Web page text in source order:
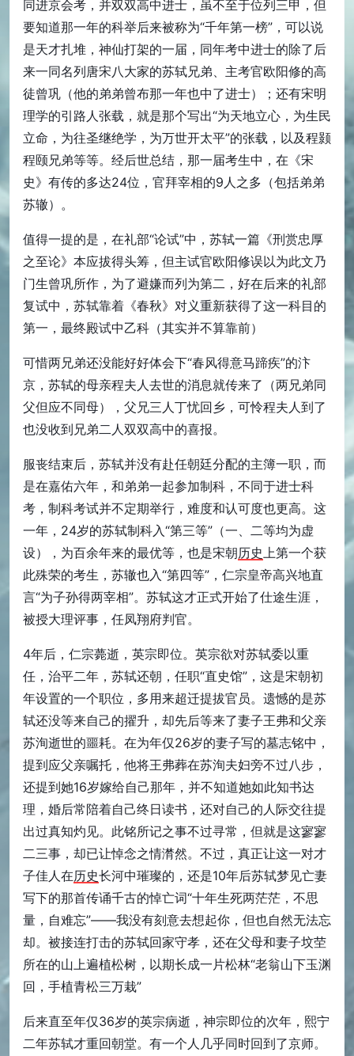
同进京会考，并双双高中进士，虽不至于位列三甲，但
要知道那一年的科举后来被称为“千年第一榜”，可以说
是天才扎堆，神仙打架的一届，同年考中进士的除了后
来一同名列唐宋八大家的苏轼兄弟、主考官欧阳修的高
徒曾巩（他的弟弟曾布那一年也中了进士）；还有宋明
理学的引路人张载，就是那个写出“为天地立心，为生民
立命，为往圣继绝学，为万世开太平”的张载，以及程颢
程颐兄弟等等。经后世总结，那一届考生中，在《宋
史》有传的多达24位，官拜宰相的9人之多（包括弟弟
苏辙）。
值得一提的是，在礼部“论试”中，苏轼一篇《刑赏忠厚
之至论》本应拔得头筹，但主试官欧阳修误以为此文乃
门生曾巩所作，为了避嫌而列为第二，好在后来的礼部
复试中，苏轼靠着《春秋》对义重新获得了这一科目的
第一，最终殿试中乙科（其实并不算靠前）
可惜两兄弟还没能好好体会下“春风得意马蹄疾”的汴
京，苏轼的母亲程夫人去世的消息就传来了（两兄弟同
父但应不同母），父兄三人丁忧回乡，可怜程夫人到了
也没收到兄弟二人双双高中的喜报。
服丧结束后，苏轼并没有赴任朝廷分配的主簿一职，而
是在嘉佑六年，和弟弟一起参加制科，不同于进士科
考，制科考试并不定期举行，难度和认可度也更高。这
一年，24岁的苏轼制科入“第三等”（一、二等均为虚
设），为百余年来的最优等，也是宋朝历史 上第一个获
此殊荣的考生，苏辙也入“第四等”，仁宗皇帝高兴地直
言“为子孙得两宰相”。苏轼这才正式开始了仕途生涯，
被授大理评事，任凤翔府判官。
4年后，仁宗薨逝，英宗即位。英宗欲对苏轼委以重
任，治平二年，苏轼还朝，任职“直史馆”，这是宋朝初
年设置的一个职位，多用来超迁提拔官员。遗憾的是苏
轼还没等来自己的擢升，却先后等来了妻子王弗和父亲
苏洵逝世的噩耗。在为年仅26岁的妻子写的墓志铭中，
提到应父亲嘱托，他将王弗葬在苏洵夫妇旁不过八步，
还提到她16岁嫁给自己那年，并不知道她如此知书达
理，婚后常陪着自己终日读书，还对自己的人际交往提
出过真知灼见。此铭所记之事不过寻常，但就是这寥寥
二三事，却已让悼念之情潸然。不过，真正让这一对才
子佳人在历史长河中璀璨的，还是10年后苏轼梦见亡妻
写下的那首传诵千古的悼亡词“十年生死两茫茫，不思
量，自难忘”——我没有刻意去想起你，但也自然无法忘
却。被接连打击的苏轼回家守孝，还在父母和妻子坟茔
所在的山上遍植松树，以期长成一片松林“老翁山下玉渊
回，手植青松三万栽”
后来直至年仅36岁的英宗病逝，神宗即位的次年，熙宁
二年苏轼才重回朝堂。有一个人几乎同时回到了京师。